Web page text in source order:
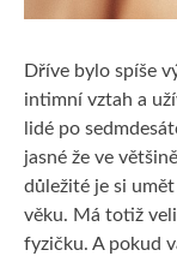
Dříve bylo spíše
intimní vztah a
lidé po
jasné že ve
důležité je si
věku. Má totiž
fyzičku. A pokud